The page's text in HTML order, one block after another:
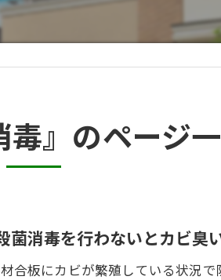
『またか…』の天井結露クレームに終
カビと結露対策
押入れ・収納・クローゼットのカビ
雨漏りによるカビ
部屋の除菌消臭
』のページ
菌消毒を行わないとカビ臭
合板にカビが繁殖している状況